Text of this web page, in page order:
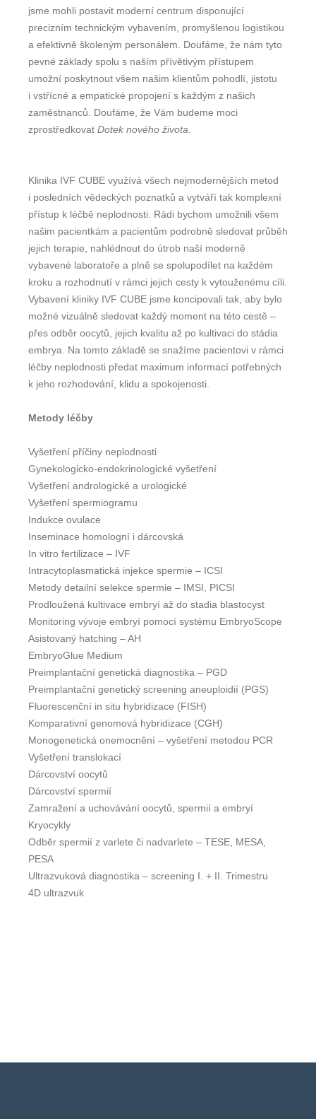
jsme mohli postavit moderní centrum disponující
precizním technickým vybavením, promyšlenou logistikou
a efektivně školeným personálem. Doufáme, že nám tyto
pevné základy spolu s naším přívětivým přístupem
umožní poskytnout všem našim klientům pohodlí, jistotu
i vstřícné a empatické propojení s každým z našich
zaměstnanců. Doufáme, že Vám budeme moci
zprostředkovat Dotek nového života
Klinika IVF CUBE využívá všech nejmodernějších metod
i posledních vědeckých poznatků a vytváří tak komplexní
přístup k léčbě neplodnosti. Rádi bychom umožnili všem
našim pacientkám a pacientům podrobně sledovat průběh
jejich terapie, nahlédnout do útrob naší moderně
vybavené laboratoře a plně se spolupodílet na každém
kroku a rozhodnutí v rámci jejich cesty k vytouženému cíli.
Vybavení kliniky IVF CUBE jsme koncipovali tak, aby bylo
možné vizuálně sledovat každý moment na této cestě –
přes odběr oocytů, jejich kvalitu až po kultivaci do stádia
embrya. Na tomto základě se snažíme pacientovi v rámci
léčby neplodnosti předat maximum informací potřebných
k jeho rozhodování, klidu a spokojenosti.
Metody léčby
Vyšetření příčiny neplodnosti
Gynekologicko-endokrinologické vyšetření
Vyšetření andrologické a urologické
Vyšetření spermiogramu
Indukce ovulace
Inseminace homologní i dárcovská
In vitro fertilizace – IVF
Intracytoplasmatická injekce spermie – ICSI
Metody detailní selekce spermie – IMSI, PICSI
Prodloužená kultivace embryí až do stadia blastocyst
Monitoring vývoje embryí pomocí systému EmbryoScope
Asistovaný hatching – AH
EmbryoGlue Medium
Preimplantační genetická diagnostika – PGD
Preimplantační genetický screening aneuploidií (PGS)
Fluorescenční in situ hybridizace (FISH)
Komparativní genomová hybridizace (CGH)
Monogenetická onemocnění – vyšetření metodou PCR
Vyšetření translokací
Dárcovství oocytů
Dárcovství spermií
Zamražení a uchovávání oocytů, spermií a embryí
Kryocykly
Odběr spermií z varlete či nadvarlete – TESE, MESA,
PESA
Ultrazvuková diagnostika – screening I. + II. Trimestru
4D ultrazvuk